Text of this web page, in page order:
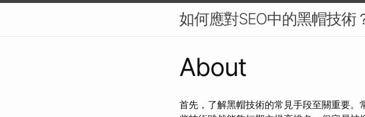
如何應對SEO中的黑帽技術
About
首先，了解黑帽技術的常見手段至關重要